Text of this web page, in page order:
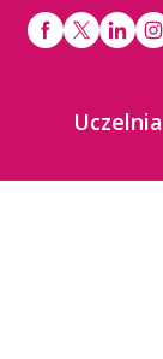
Uczelnia